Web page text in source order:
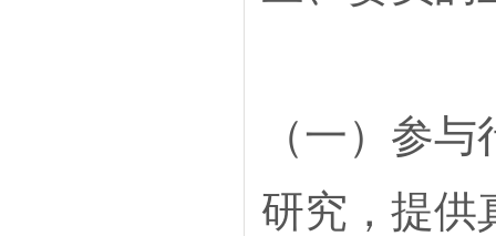
（一）参
研究，提供